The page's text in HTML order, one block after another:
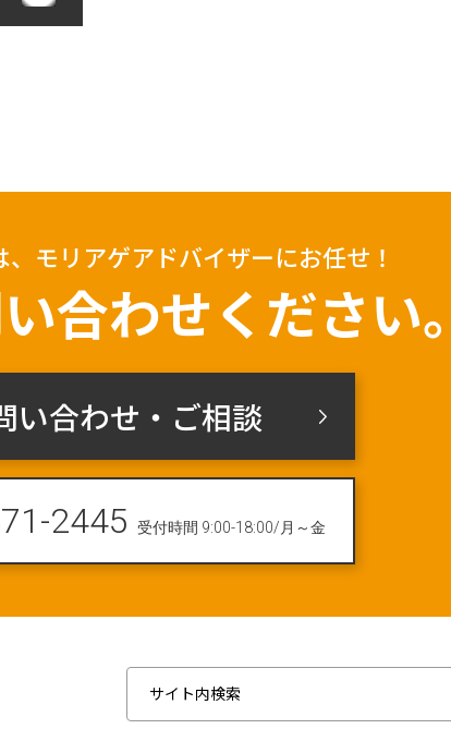
モリアゲアドバイザーにお任せ！
合わせください。
い合わせ・ご相談
2445 受付時間 9:00-18:00/月～金